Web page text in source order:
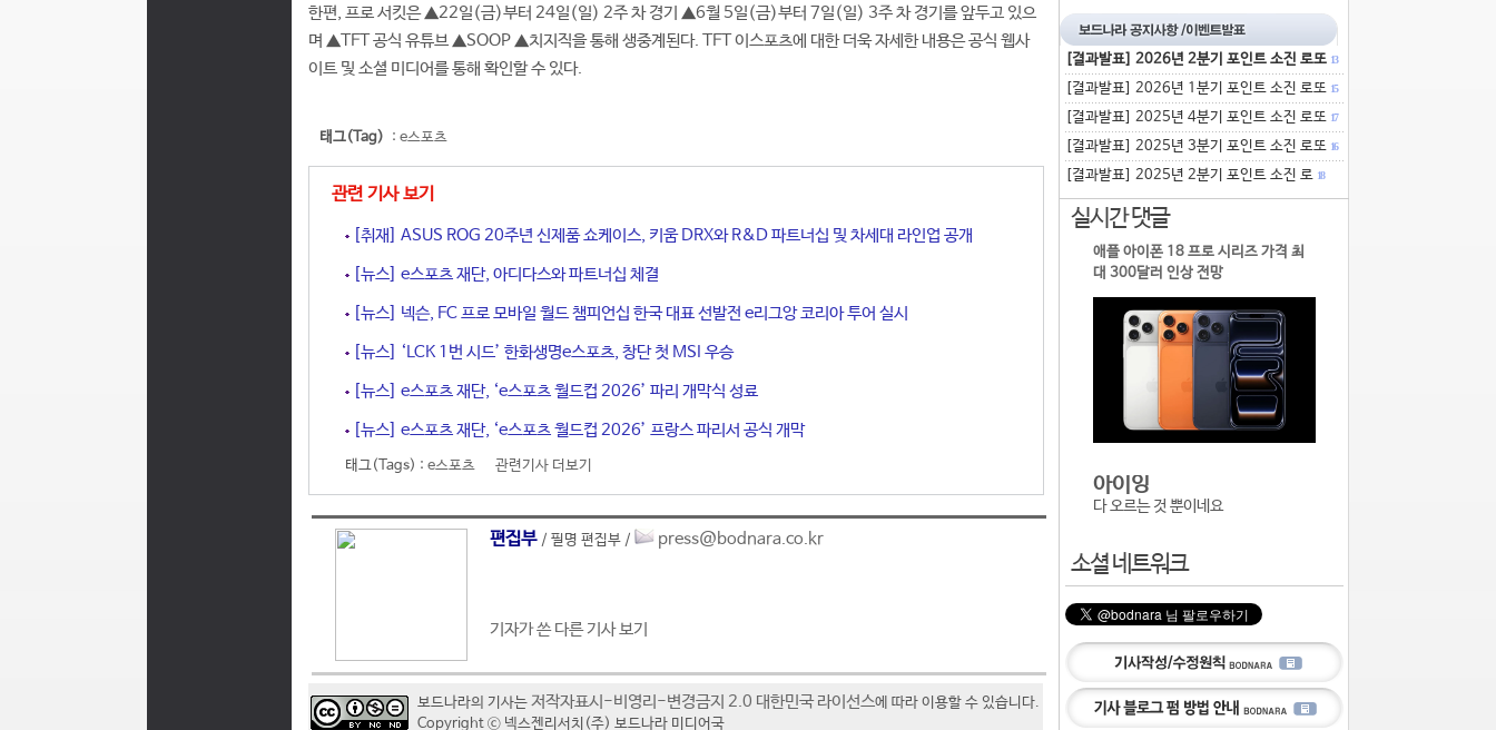
한편, 프로 서킷은 ▲22일(금)부터 24일(일) 2주 차 경기 ▲6월 5일(금)부터 7일(일) 3주 차 경기를 앞두고 있으
며 ▲TFT 공식 유튜브 ▲SOOP ▲치지직을 통해 생중계된다. TFT 이스포츠에 대한 더욱 자세한 내용은 공식 웹사
이트 및 소셜 미디어를 통해 확인할 수 있다.
태그(Tag) : e스포츠
관련 기사 보기
[취재] ASUS ROG 20주년 신제품 쇼케이스, 키움 DRX와 R&D 파트너십 및 차세대 라인업 공개
[뉴스] e스포츠 재단, 아디다스와 파트너십 체결
[뉴스] 넥슨, FC 프로 모바일 월드 챔피언십 한국 대표 선발전 e리그앙 코리아 투어 실시
[뉴스] ‘LCK 1번 시드’ 한화생명e스포츠, 창단 첫 MSI 우승
[뉴스] e스포츠 재단, ‘e스포츠 월드컵 2026’ 파리 개막식 성료
[뉴스] e스포츠 재단, ‘e스포츠 월드컵 2026’ 프랑스 파리서 공식 개막
태그(Tags) : e스포츠 관련기사 더보기
편집부 / 필명 편집부 / press@bodnara.co.kr
기자가 쓴 다른 기사 보기
보드나라의 기사는 저작자표시-비영리-변경금지 2.0 대한민국 라이선스에 따라 이용할 수 있습니다.
Copyright ⓒ 넥스젠리서치(주) 보드나라 미디어국
[결과발표] 2026년 2분기 포인트 소진 로또 13
[결과발표] 2026년 1분기 포인트 소진 로또 15
[결과발표] 2025년 4분기 포인트 소진 로또 17
[결과발표] 2025년 3분기 포인트 소진 로또 16
[결과발표] 2025년 2분기 포인트 소진 로 18
실시간 댓글
애플 아이폰 18 프로 시리즈 가격 최
대 300달러 인상 전망
아이잉
다 오르는 것 뿐이네요
소셜 네트워크